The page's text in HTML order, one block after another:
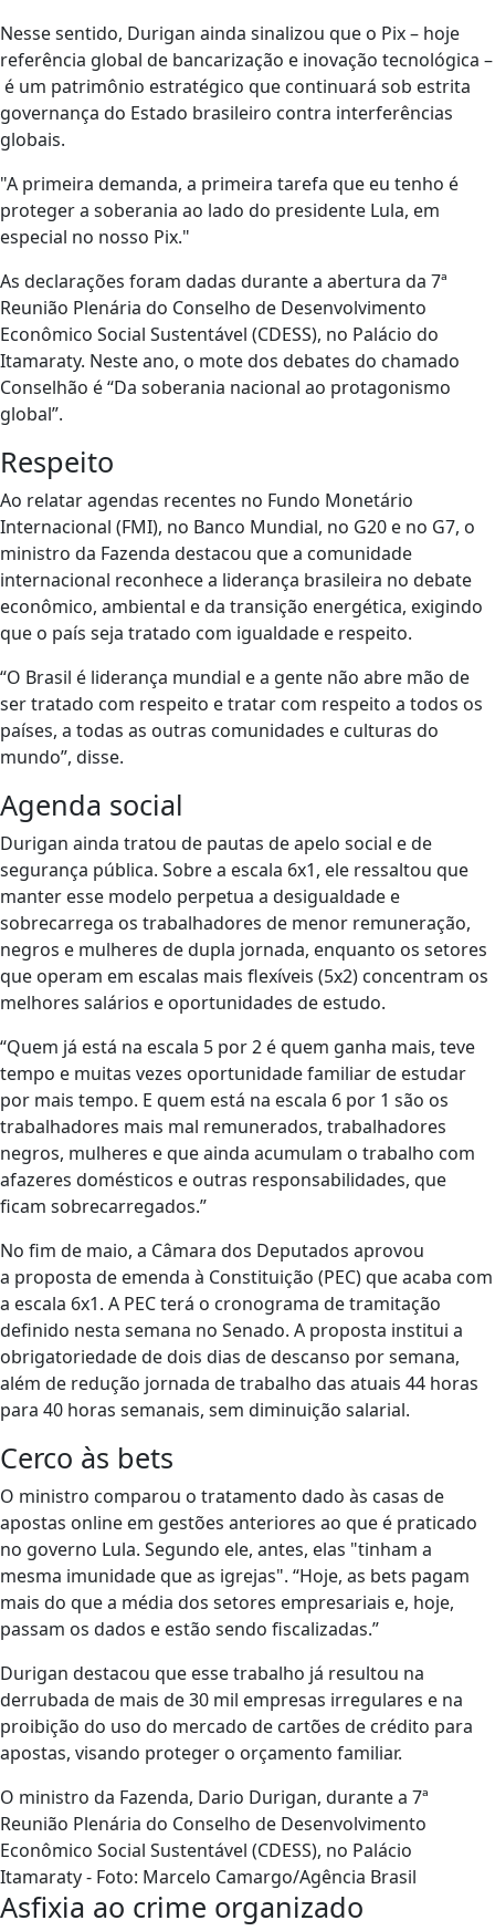
Nesse sentido, Durigan ainda sinalizou que o Pix – hoje
referência global de bancarização e inovação tecnológica –
é um patrimônio estratégico que continuará sob estrita
governança do Estado brasileiro contra interferências
globais.
"A primeira demanda, a primeira tarefa que eu tenho é
proteger a soberania ao lado do presidente Lula, em
especial no nosso Pix."
As declarações foram dadas durante a abertura da 7ª
Reunião Plenária do Conselho de Desenvolvimento
Econômico Social Sustentável (CDESS), no Palácio do
Itamaraty. Neste ano, o mote dos debates do chamado
Conselhão é “Da soberania nacional ao protagonismo
global”.
Respeito
Ao relatar agendas recentes no Fundo Monetário
Internacional (FMI), no Banco Mundial, no G20 e no G7, o
ministro da Fazenda destacou que a comunidade
internacional reconhece a liderança brasileira no debate
econômico, ambiental e da transição energética, exigindo
que o país seja tratado com igualdade e respeito.
“O Brasil é liderança mundial e a gente não abre mão de
ser tratado com respeito e tratar com respeito a todos os
países, a todas as outras comunidades e culturas do
mundo”, disse.
Agenda social
Durigan ainda tratou de pautas de apelo social e de
segurança pública. Sobre a escala 6x1, ele ressaltou que
manter esse modelo perpetua a desigualdade e
sobrecarrega os trabalhadores de menor remuneração,
negros e mulheres de dupla jornada, enquanto os setores
que operam em escalas mais flexíveis (5x2) concentram os
melhores salários e oportunidades de estudo.
“Quem já está na escala 5 por 2 é quem ganha mais, teve
tempo e muitas vezes oportunidade familiar de estudar
por mais tempo. E quem está na escala 6 por 1 são os
trabalhadores mais mal remunerados, trabalhadores
negros, mulheres e que ainda acumulam o trabalho com
afazeres domésticos e outras responsabilidades, que
ficam sobrecarregados.”
No fim de maio, a Câmara dos Deputados aprovou
a proposta de emenda à Constituição (PEC) que acaba com
a escala 6x1. A PEC terá o cronograma de tramitação
definido nesta semana no Senado. A proposta institui a
obrigatoriedade de dois dias de descanso por semana,
além de redução jornada de trabalho das atuais 44 horas
para 40 horas semanais, sem diminuição salarial.
Cerco às bets
O ministro comparou o tratamento dado às casas de
apostas online em gestões anteriores ao que é praticado
no governo Lula. Segundo ele, antes, elas "tinham a
mesma imunidade que as igrejas". “Hoje, as bets pagam
mais do que a média dos setores empresariais e, hoje,
passam os dados e estão sendo fiscalizadas.”
Durigan destacou que esse trabalho já resultou na
derrubada de mais de 30 mil empresas irregulares e na
proibição do uso do mercado de cartões de crédito para
apostas, visando proteger o orçamento familiar.
O ministro da Fazenda, Dario Durigan, durante a 7ª
Reunião Plenária do Conselho de Desenvolvimento
Econômico Social Sustentável (CDESS), no Palácio
Itamaraty - Foto: Marcelo Camargo/Agência Brasil
Asfixia ao crime organizado